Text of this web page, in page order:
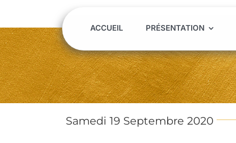
ACCUEIL PRÉSENTATION
Samedi 19 Septembre 2020